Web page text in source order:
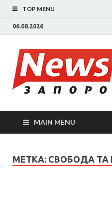
TOP MENU
06.08.2026
MAIN MENU
МЕТКА: СВОБОДА ТА